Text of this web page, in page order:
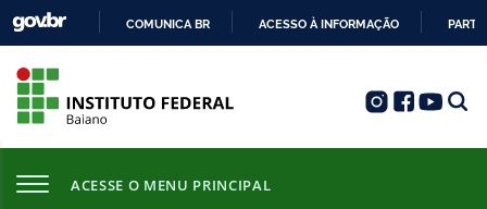
COMUNICA BR ACESSO À INFORMAÇÃO
ACESSE O MENU PRINCIPAL